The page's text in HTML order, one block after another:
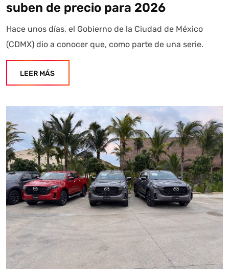
suben de precio para 2026
Hace unos días, el Gobierno de la Ciudad de México
(CDMX) dio a conocer que, como parte de una serie.
LEER MÁS